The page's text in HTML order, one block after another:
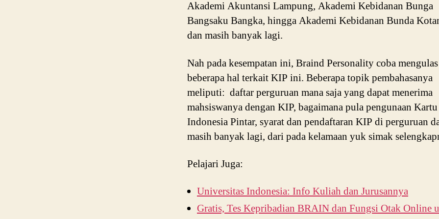
Akademi Akuntansi Lampung, Akademi Kebidanan Bunga
Bangsaku Bangka, hingga Akademi Kebidanan Bunda
dan masih banyak lagi.
Nah pada kesempatan ini, Braind Personality coba mengulas
beberapa hal terkait KIP ini. Beberapa topik pembahasanya
meliputi: daftar perguruan mana saja yang dapat menerima
mahsiswanya dengan KIP, bagaimana pula pengunaan Kartu
Indonesia Pintar, syarat dan pendaftaran KIP di perguruan
masih banyak lagi, dari pada kelamaan yuk simak
Pelajari Juga:
Universitas Indonesia: Info Kuliah dan Jurusannya
Gratis, Tes Kepribadian BRAIN dan Fungsi Otak Online